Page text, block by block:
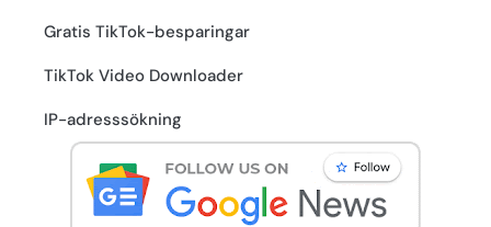
Gratis TikTok-besparingar
TikTok Video Downloader
IP-adresssökning